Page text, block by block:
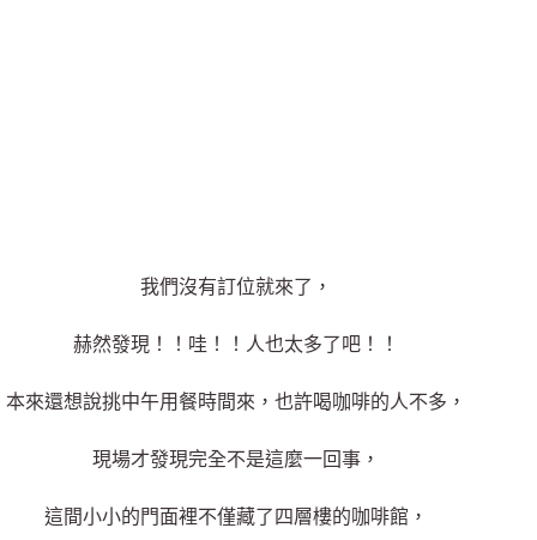
我們沒有訂位就來了，
赫然發現！！哇！！人也太多了吧！！
本來還想說挑中午用餐時間來，也許喝咖啡的人不多，
現場才發現完全不是這麼一回事，
這間小小的門面裡不僅藏了四層樓的咖啡館，